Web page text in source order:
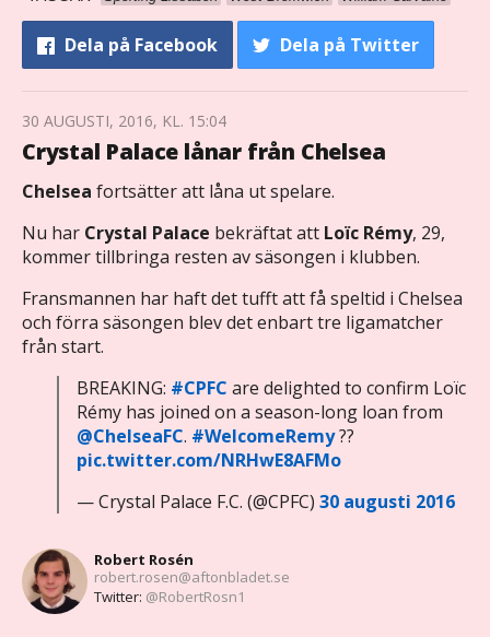
Dela på Facebook Dela på Twitter
30 AUGUSTI, 2016, KL. 15:04
Crystal Palace lånar från Chelsea
Chelsea fortsätter att låna ut spelare.
Nu har Crystal Palace bekräftat att Loïc Rémy, 29,
kommer tillbringa resten av säsongen i klubben.
Fransmannen har haft det tufft att få speltid i Chelsea
och förra säsongen blev det enbart tre ligamatcher
från start.
BREAKING: #CPFC are delighted to confirm Loïc
Rémy has joined on a season-long loan from
@ChelseaFC. #WelcomeRemy??
pic.twitter.com/NRHwE8AFMo
— Crystal Palace F.C. (@CPFC) 30 augusti 2016
Robert Rosén
robert.rosen@aftonbladet.se
Twitter: @RobertRosn1